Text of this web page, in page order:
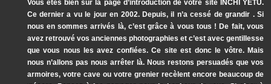
Vous êtes bien sur la page d’introduction de votre site INCHI YETU.
Ce dernier a vu le jour en 2002. Depuis, il n’a cessé de grandir . Si
nous en sommes arrivés là, c’est grâce à vous tous ! De fait, vous
avez retrouvé vos anciennes photographies et c’est avec gentillesse
que vous nous les avez confiées. Ce site est donc le vôtre. Mais
nous n’allons pas nous arrêter là. Nous restons persuadés que vos
armoires, votre cave ou votre grenier recèlent encore beaucoup de